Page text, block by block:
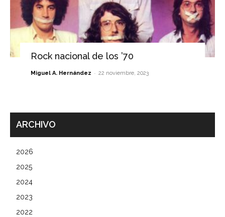
Rock nacional de los ’70
Miguel A. Hernández - 22 noviembre, 2023
ARCHIVO
2026
2025
2024
2023
2022